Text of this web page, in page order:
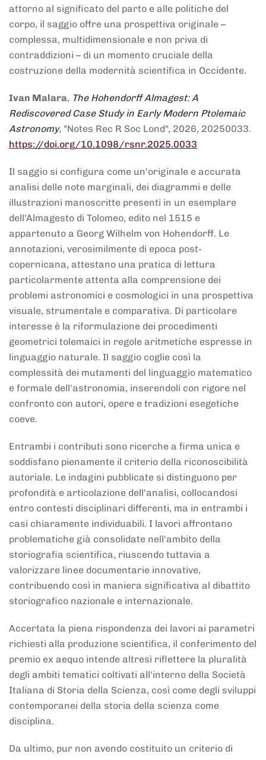
attorno al significato del parto e alle politiche del
corpo, il saggio offre una prospettiva originale –
complessa, multidimensionale e non priva di
contraddizioni – di un momento cruciale della
costruzione della modernità scientifica in Occidente.
Ivan Malara, The Hohendorff Almagest: A
Rediscovered Case Study in Early Modern Ptolemaic
Astronomy, "Notes Rec R Soc Lond", 2026, 20250033.
https://doi.org/10.1098/rsnr.2025.0033
Il saggio si configura come un'originale e accurata
analisi delle note marginali, dei diagrammi e delle
illustrazioni manoscritte presenti in un esemplare
dell'Almagesto di Tolomeo, edito nel 1515 e
appartenuto a Georg Wilhelm von Hohendorff. Le
annotazioni, verosimilmente di epoca post-
copernicana, attestano una pratica di lettura
particolarmente attenta alla comprensione dei
problemi astronomici e cosmologici in una prospettiva
visuale, strumentale e comparativa. Di particolare
interesse è la riformulazione dei procedimenti
geometrici tolemaici in regole aritmetiche espresse in
linguaggio naturale. Il saggio coglie così la
complessità dei mutamenti del linguaggio matematico
e formale dell'astronomia, inserendoli con rigore nel
confronto con autori, opere e tradizioni esegetiche
coeve.
Entrambi i contributi sono ricerche a firma unica e
soddisfano pienamente il criterio della riconoscibilità
autoriale. Le indagini pubblicate si distinguono per
profondità e articolazione dell'analisi, collocandosi
entro contesti disciplinari differenti, ma in entrambi i
casi chiaramente individuabili. I lavori affrontano
problematiche già consolidate nell'ambito della
storiografia scientifica, riuscendo tuttavia a
valorizzare linee documentarie innovative,
contribuendo così in maniera significativa al dibattito
storiografico nazionale e internazionale.
Accertata la piena rispondenza dei lavori ai parametri
richiesti alla produzione scientifica, il conferimento del
premio ex aequo intende altresì riflettere la pluralità
degli ambiti tematici coltivati all'interno della Società
Italiana di Storia della Scienza, così come degli sviluppi
contemporanei della storia della scienza come
disciplina.
Da ultimo, pur non avendo costituito un criterio di